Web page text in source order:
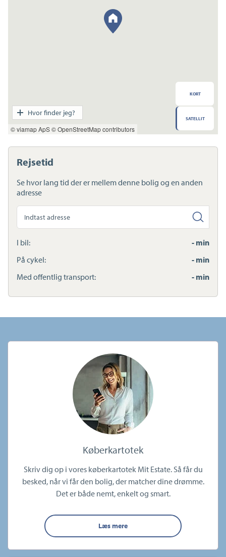
Rejsetid
Se hvor lang tid der er mellem denne bolig og en anden
adresse
anden
adresse
I bil:
- min
På cykel:
- min
Med offentlig transport:
- min
© viamap ApS© OpenStreetMap contributors
KORT
SATELLIT
Hvor finder jeg?
Transport
Indkøb
Daginstitution
Skole
Sundhed
Ladestandere
Lynladere
Køberkartotek
Skriv dig op i vores køberkartotek Mit Estate. Så får du
besked, når vi får den bolig, der matcher dine drømme.
Det er både nemt, enkelt og smart.
Læs mere